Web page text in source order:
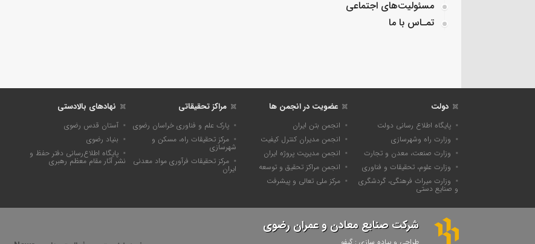
مسئولیت‌های اجتماعی
تمـاس با ما
دولت
پایگاه اطلاع رسانی دولت
وزارت راه وشهرسازی
وزارت صنعت، معدن و تجارت
وزارت علوم، تحقیقات و فناوری
وزارت میراث فرهنگی، گردشگری
و صنایع دستی
عضویت در انجمن ها
انجمن بتن ایران
انجمن مدیران کنترل کیفیت
انجمن مدیریت پروژه ایران
انجمن مراکز تحقیق و توسعه
مرکز ملی تعالی و پیشرفت
مراکز تحقیقاتی
پارک علم و فناوری خراسان رضوی
مرکز تحقیقات راه، مسکن و
شهرسازی
مرکز تحقیقات فرآوری مواد معدنی
ایران
نهادهای بالادستی
آستان قدس رضوی
بنیاد رضوی
پايگاه اطلاع‌رسانی دفتر حفظ و
نشر آثار مقام معظم رهبری
شرکت صنایع معادن و عمران رضوی